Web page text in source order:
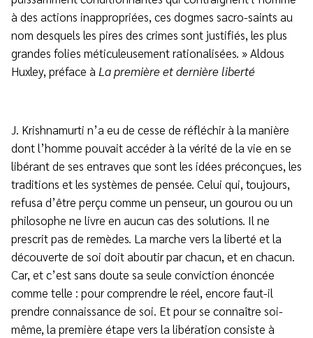
à des actions inappropriées, ces dogmes sacro-saints au
nom desquels les pires des crimes sont justifiés, les plus
grandes folies méticuleusement rationalisées. » Aldous
Huxley, préface à La première et dernière liberté
J. Krishnamurti n’a eu de cesse de réfléchir à la manière
dont l’homme pouvait accéder à la vérité de la vie en se
libérant de ses entraves que sont les idées préconçues, les
traditions et les systèmes de pensée. Celui qui, toujours,
refusa d’être perçu comme un penseur, un gourou ou un
philosophe ne livre en aucun cas des solutions. Il ne
prescrit pas de remèdes. La marche vers la liberté et la
découverte de soi doit aboutir par chacun, et en chacun.
Car, et c’est sans doute sa seule conviction énoncée
comme telle : pour comprendre le réel, encore faut-il
prendre connaissance de soi. Et pour se connaître soi-
même, la première étape vers la libération consiste à